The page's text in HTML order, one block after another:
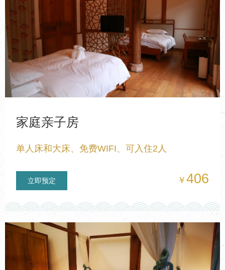
家庭亲子房
单人床和大床、免费WIFI、可入住2人
立即预定 ￥406